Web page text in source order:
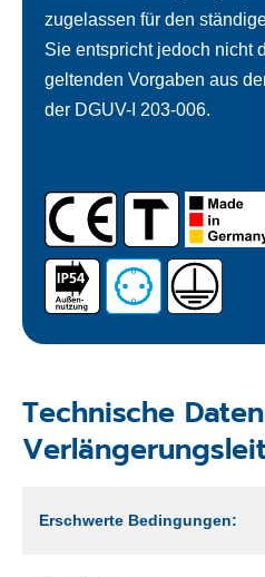
zugelassen für den
Sie entspricht jedoch nicht
geltenden Vorgaben aus
der DGUV-I 203-006.
Technische
Erschwerte Bedingungen: